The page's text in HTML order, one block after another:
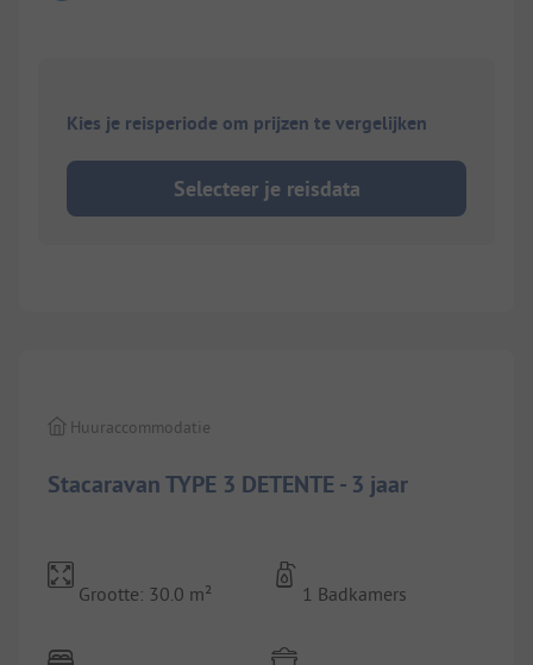
Kies je reisperiode om prijzen te vergelijken
Selecteer je reisdata
Stacaravan TYPE 3 DETENTE - 3 jaar
Huuraccommodatie
Grootte: 30.0 m² 1 Badkamers